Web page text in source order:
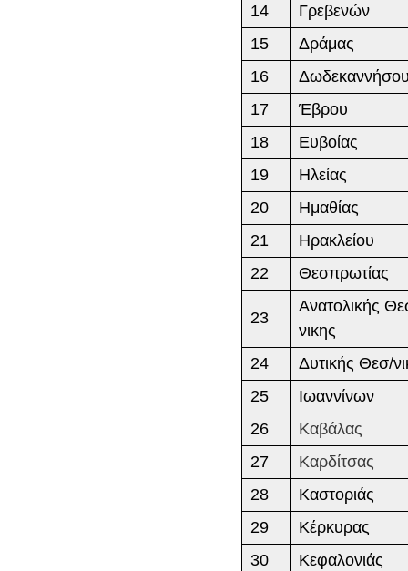
14
Γρεβενών
15
Δράμας
16
17
Έβρου
18
Ευβοίας
19
Ηλείας
20
Ημαθίας
21
Ηρακλείου
22
Θεσπρωτίας
23
Ανατολικής
νικης
24
Δυτικής Θεσ/
25
Ιωαννίνων
26
Καβάλας
27
Καρδίτσας
28
Καστοριάς
29
Κέρκυρας
30
Κεφαλονιάς